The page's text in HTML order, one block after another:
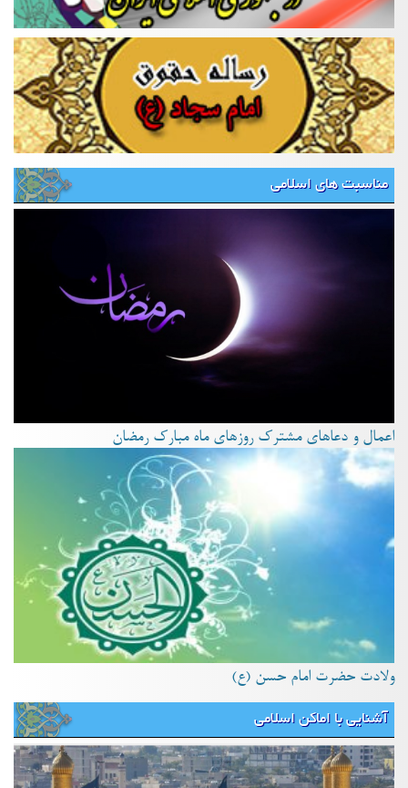
مناسبت های اسلامی
اعمال و دعاهای مشترک روزهای ماه مبارک رمضان
ولادت حضرت امام حسن (ع)
آشنایی با اماکن اسلامی